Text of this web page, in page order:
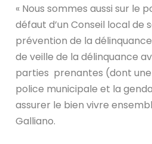
« Nous sommes aussi sur le
défaut d’un Conseil local de
prévention de la
de veille de la délinquance
parties prenantes (dont
police municipale et la
assurer le bien vivre
Galliano.